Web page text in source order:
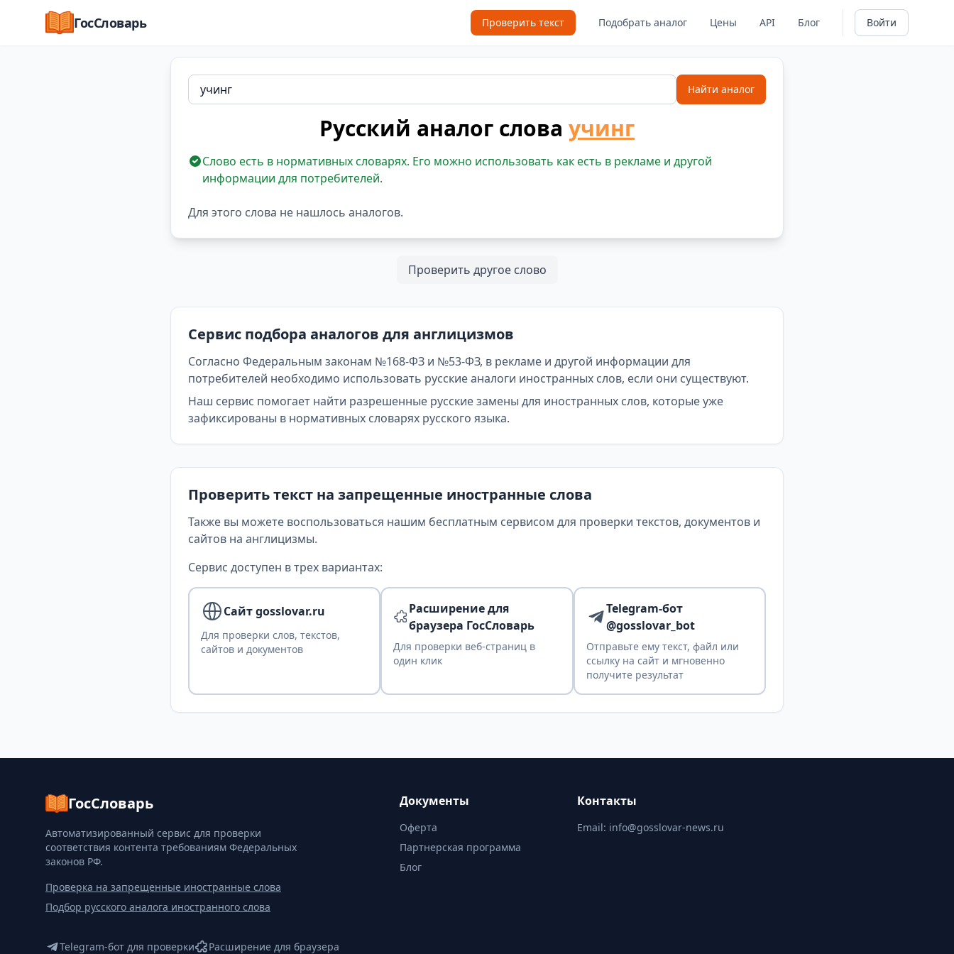
ГосСловарь Проверить текст Подобрать аналог Цены API Блог Войти
Найти аналог
Русский аналог слова учинг
Слово есть в нормативных словарях. Его можно использовать как есть в рекламе и другой
информации для потребителей.
Для этого слова не нашлось аналогов.
Проверить другое слово
Сервис подбора аналогов для англицизмов
Согласно Федеральным законам №168-ФЗ и №53-ФЗ, в рекламе и другой информации для
потребителей необходимо использовать русские аналоги иностранных слов, если они существуют.
Наш сервис помогает найти разрешенные русские замены для иностранных слов, которые уже
зафиксированы в нормативных словарях русского языка.
Проверить текст на запрещенные иностранные слова
Также вы можете воспользоваться нашим бесплатным сервисом для проверки текстов, документов и
сайтов на англицизмы.
Сервис доступен в трех вариантах:
Сайт gosslovar.ru
Для проверки слов, текстов,
сайтов и документов
Расширение для
браузера ГосСловарь
Для проверки веб-страниц в
один клик
Telegram-бот
@gosslovar_bot
Отправьте ему текст, файл или
ссылку на сайт и мгновенно
получите результат
ГосСловарь
Автоматизированный сервис для проверки
соответствия контента требованиям Федеральных
законов РФ.
Проверка на запрещенные иностранные слова
Подбор русского аналога иностранного слова
Telegram-бот для проверки Расширение для браузера
Документы
Оферта
Партнерская программа
Блог
Контакты
Email: info@gosslovar-news.ru